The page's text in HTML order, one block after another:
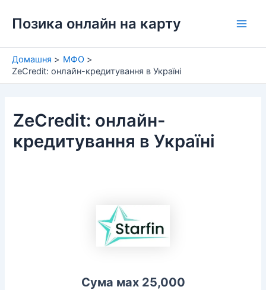
Позика онлайн на карту
Домашня
МФО
ZeCredit: онлайн-кредитування в Україні
ZeCredit: онлайн-
кредитування в Україні
Сума мах 25,000